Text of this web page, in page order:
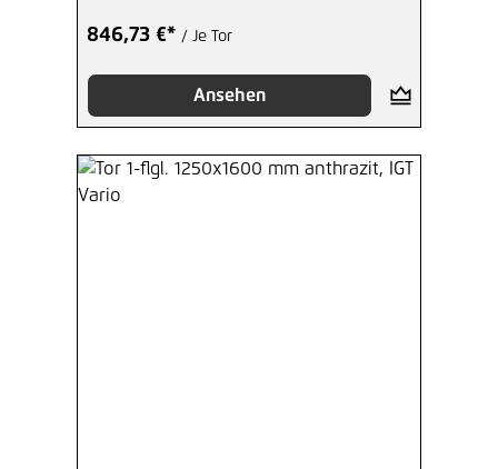
846,73 €* / Je Tor
Ansehen